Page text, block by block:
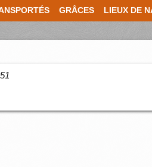
GRÂCES LIEUX DE